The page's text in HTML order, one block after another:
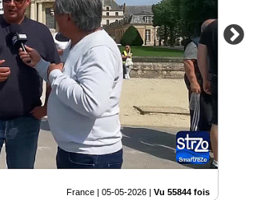
France | 05-05-2026 Vu 55844 fois